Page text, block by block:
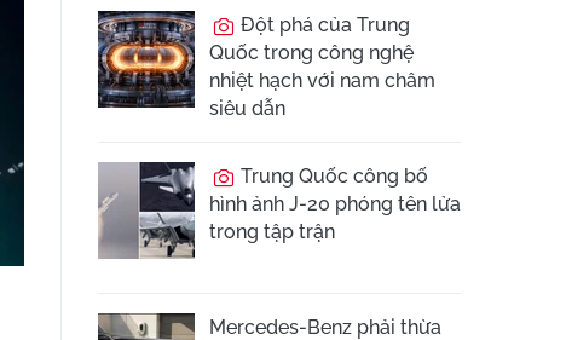
Đột phá của Trung
Quốc trong công nghệ
nhiệt hạch với nam châm
siêu dẫn
Trung Quốc công bố
hình ảnh J-20 phóng tên lửa
trong tập trận
Mercedes-Benz phải thừa